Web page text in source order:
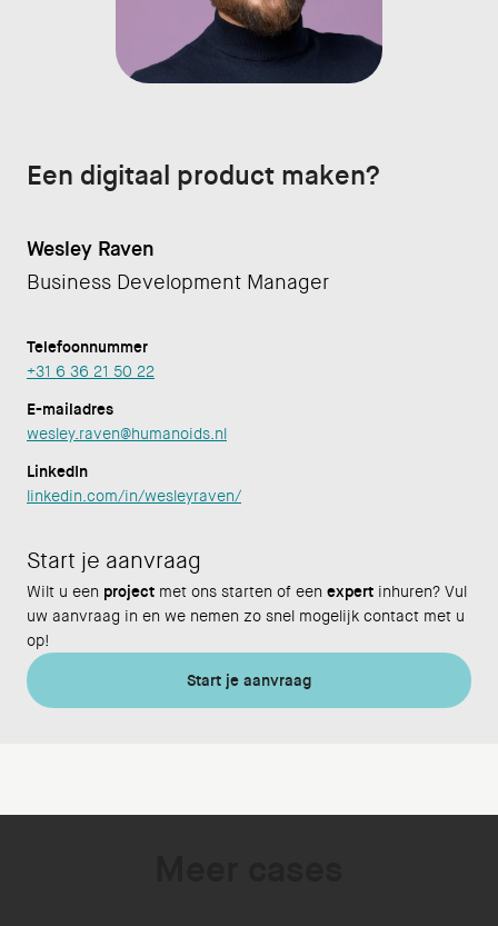
Een digitaal product maken?
Wesley Raven
Business Development Manager
Telefoonnummer
+31 6 36 21 50 22
E-mailadres
wesley.raven@humanoids.nl
LinkedIn
linkedin.com/in/wesleyraven/
Start je aanvraag
Wilt u een project met ons starten of een expert inhuren? Vul
uw aanvraag in en we nemen zo snel mogelijk contact met u
op!
Start je aanvraag